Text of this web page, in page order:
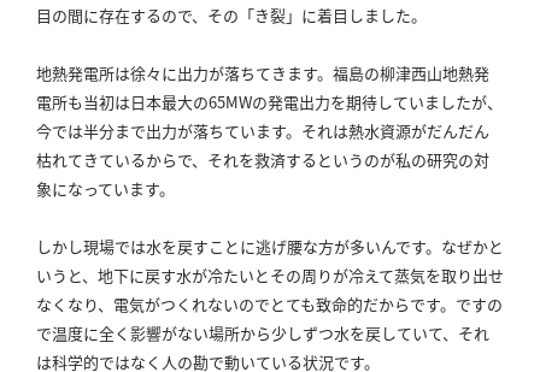
目の間に存在するので、その「き裂」に着目しました。
地熱発電所は徐々に出力が落ちてきます。 福島の柳津西山地熱発
電所も当初は日本最大の65MWの発電出力を期待していましたが、
今では半分まで出力が落ちています。 それは熱水資源がだんだん
枯れてきているからで、それを救済するというのが私の研究の対
象になっています。
しかし現場では水を戻すことに逃げ腰な方が多いんです。 なぜかと
いうと、地下に戻す水が冷たいとその周りが冷えて蒸気を取り出せ
なくなり、電気がつくれないのでとても致命的だからです。 ですの
で温度に全く影響がない場所から少しずつ水を戻していて、それ
は科学的ではなく人の勘で動いている状況です。